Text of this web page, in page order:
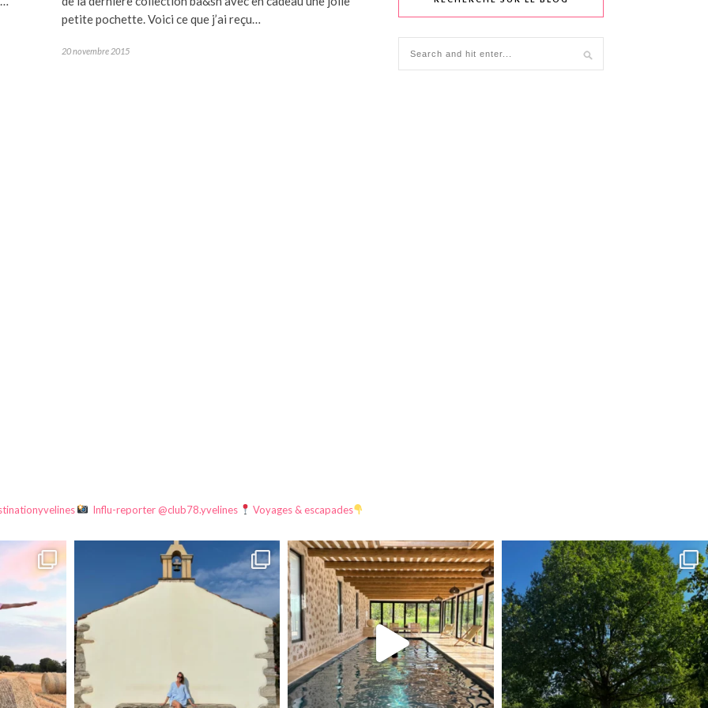
petite pochette. Voici ce que j’ai reçu…
20 novembre 2015
Influ-reporter @club78.yvelines Voyages & escapades